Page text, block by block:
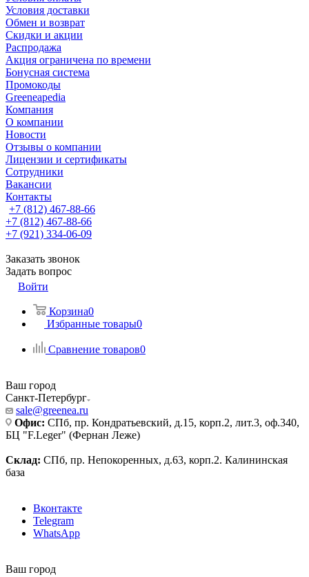
Условия доставки
Обмен и возврат
Скидки и акции
Распродажа
Акция ограничена по времени
Бонусная система
Промокоды
Greeneapedia
Компания
О компании
Новости
Отзывы о компании
Лицензии и сертификаты
Сотрудники
Вакансии
Контакты
+7 (812) 467-88-66
+7 (812) 467-88-66
+7 (921) 334-06-09
Заказать звонок
Задать вопрос
Войти
Корзина0
Избранные товары0
Сравнение товаров0
Ваш город
Санкт-Петербург
sale@greenea.ru
Офис: СПб, пр. Кондратьевский, д.15, корп.2, лит.3, оф.340,
БЦ "F.Leger" (Фернан Леже)
Склад: СПб, пр. Непокоренных, д.63, корп.2. Калининская
база
Вконтакте
Telegram
WhatsApp
Ваш город